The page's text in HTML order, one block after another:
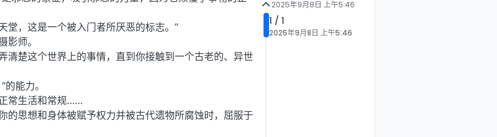
堂，这是一个被入门者所厌恶的标志。”
影师。
清楚这个世界上的事情，直到你接触到一个古老的、异世
能力。
常生活和常规……
的思想和身体被赋予权力并被古代遗物所腐蚀时，屈服于
2025年9月8日 上午5:46
1 / 1
2025年9月8日 上午5:46